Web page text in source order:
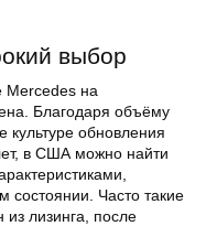
выбор
Mercedes на
Благодаря объёму
культуре обновления
в США можно найти
Часто такие
лизинга, после